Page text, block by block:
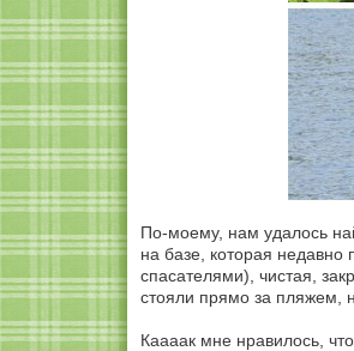
По-моему, нам удалось
на базе, которая
спасателями), чистая,
стояли прямо за пляжем,
Каааак мне нравилось,